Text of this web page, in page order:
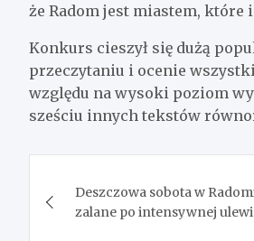
że Radom jest miastem,
Konkurs cieszył się dużą
przeczytaniu i ocenie
względu na wysoki poziom
sześciu innych tekstów
wpisu
Deszczowa sobota w
zalane po intensywnej